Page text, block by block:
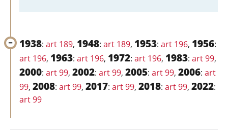
1938: art 189, 1948: art 189, 1953: art 196, 1956:
art 196, 1963: art 196, 1972: art 196, 1983: art 99,
2000: art 99, 2002: art 99, 2005: art 99, 2006: art
99, 2008: art 99, 2017: art 99, 2018: art 99, 2022:
art 99